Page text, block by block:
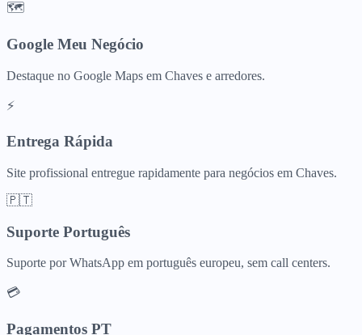
🗺️
Google Meu Negócio
Destaque no Google Maps em Chaves e arredores.
⚡
Entrega Rápida
Site profissional entregue rapidamente para negócios em Chaves.
🇵🇹
Suporte Português
Suporte por WhatsApp em português europeu, sem call centers.
💳
Pagamentos PT